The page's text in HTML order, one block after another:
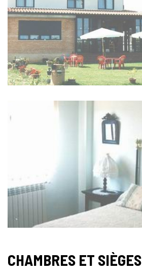
IMAGES
CHAMBRES ET SIÈGES